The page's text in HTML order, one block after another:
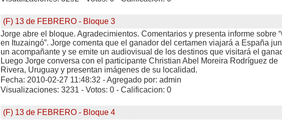
(F) 13 de FEBRERO - Bloque 3
Jorge abre el bloque. Agradecimientos. Comentarios y presenta informe sobre
en Ituzaingó”. Jorge comenta que el ganador del certamen viajará a España
un acompañante y se emite un audiovisual de los destinos que visitará el
Luego Jorge conversa con el participante Christian Abel Moreira Rodríguez de
Rivera, Uruguay y presentan imágenes de su localidad.
Fecha: 2010-02-27 11:48:32 - Agregado por: admin
Visualizaciones: 3231 - Votos: 0 - Calificacion: 0
(F) 13 de FEBRERO - Bloque 4